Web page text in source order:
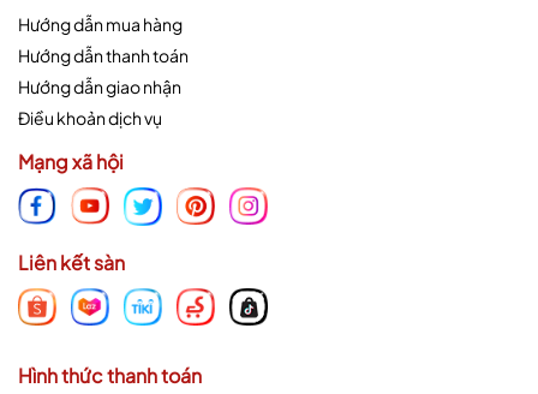
Hướng dẫn mua hàng
Hướng dẫn thanh toán
Hướng dẫn giao nhận
Điều khoản dịch vụ
Mạng xã hội
Liên kết sàn
Hình thức thanh toán